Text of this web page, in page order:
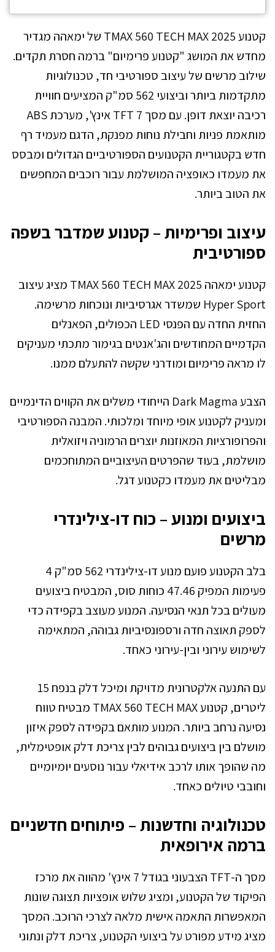
קטנוע TMAX 560 TECH MAX 2025 של ימאהה מגדיר
מחדש את המושג "קטנוע פרימיום" ברמה חסרת תקדים.
שילוב מרשים של עיצוב ספורטיבי חד, טכנולוגיות
מתקדמות ביותר וביצועי 562 סמ"ק המציעים חוויית
רכיבה יוצאת דופן. עם מסך TFT 7 אינץ', מערכת ABS
מותאמת פניות וחבילת נוחות מפנקת, הדגם מעמיד רף
חדש בקטגוריית הקטנועים הספורטיביים הגדולים ומבסס
את מעמדו כאופציה המושלמת עבור רוכבים המחפשים
את הטוב ביותר.
עיצוב ופרימיות – קטנוע שמדבר בשפה
ספורטיבית
קטנוע ימאהה TMAX 560 TECH MAX 2025 מציג עיצוב
Hyper Sport שמשדר אגרסיביות ונוכחות מרשימה.
החזית החדה עם הפנסי LED הכפולים, הפאנלים
הקדמיים המחודשים והג'אנטים בגימור מתכתי מעניקים
לו מראה פרימיום ומודרני שקשה להתעלם ממנו.
הצבע Dark Magma הייחודי משלים את הקווים הדינמיים
ומעניק לקטנוע אופי מיוחד ומלכותי. המבנה הספורטיבי
והפרופורציות המאוזנות יוצרים הרמוניה ויזואלית
מושלמת, בעוד שהפרטים העיצוביים המתוחכמים
מבליטים את מעמדו כקטנוע דגל.
ביצועים ומנוע – כוח דו-צילינדרי
מרשים
בלב הקטנוע פועם מנוע דו-צילינדרי 562 סמ"ק 4
פעימות המפיק 47.46 כוחות סוס, המבטיח ביצועים
מעולים בכל תנאי הנסיעה. המנוע מעוצב בקפידה כדי
לספק תאוצה חדה ורספונסיביות גבוהה, המתאימה
לשימוש עירוני ובין-עירוני כאחד.
עם התנעה אלקטרונית מדויקת ומיכל דלק בנפח 15
ליטרים, קטנוע TMAX 560 TECH MAX מבטיח טווח
נסיעה נרחב ביותר. המנוע מותאם בקפידה לספק איזון
מושלם בין ביצועים גבוהים לבין צריכת דלק אופטימלית,
מה שהופך אותו לרכב אידיאלי עבור נוסעים יומיומיים
וחובבי טיולים כאחד.
טכנולוגיה וחדשנות – פיתוחים חדשניים
ברמה אירופאית
מסך ה-TFT הצבעוני בגודל 7 אינץ' מהווה את מרכז
הפיקוד של הקטנוע, ומציג שלוש אופציות תצוגה שונות
המאפשרות התאמה אישית מלאה לצרכי הרוכב. המסך
מציג מידע מפורט על ביצועי הקטנוע, צריכת דלק ונתוני